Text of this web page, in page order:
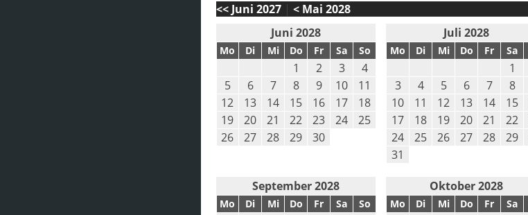
<< Juni 2027| < Mai 2028
Juni 2028
Mo Di Mi Do Fr Sa So
1 2 3
4
5
6 7 8 9 10
11
12
13 14 15 16 17
18
19
20 21 22 23 24
25
26
27 28 29 30
Juli 2028
Mo Di Mi Do Fr Sa
1
3
4 5 6 7 8
10
11 12 13 14 15
17
18 19 20 21 22
24
25 26 27 28 29
31
September 2028
Mo Di Mi Do Fr Sa So
Oktober 2028
Mo Di Mi Do Fr Sa